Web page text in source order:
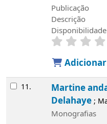
Publicação
Descrição
Disponibilidade
11. Martine
Delahaye;
Monografias